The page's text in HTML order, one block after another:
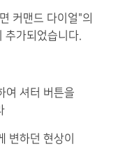
커맨드 다이얼"의
추가되었습니다.
여 셔터 버튼을
변하던 현상이